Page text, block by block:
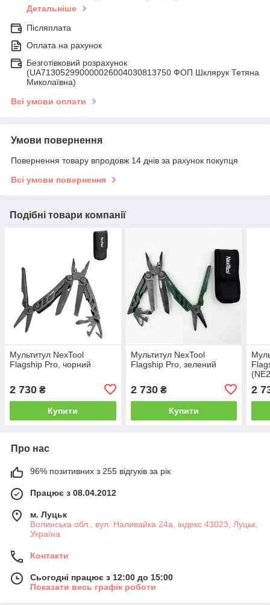
Детальніше
Післяплата
Оплата на рахунок
Безготівковий розрахунок
(UA713052990000026004030813750 ФОП Шклярук Тетяна
Миколаївна)
Всі умови оплати
Умови повернення
Повернення товару впродовж 14 днів за рахунок покупця
Всі умови повернення
Подібні товари компанії
Мультитул NexTool
Flagship Pro, чорний
2 730 ₴
Купити
Мультитул NexTool
Flagship Pro, зелений
2 730₴
Купити
2
Про нас
96% позитивних з 255 відгуків за рік
Працює з 08.04.2012
м. Луцьк
Волинська обл., вул. Наливайка 24а, індекс 43023, Луцьк,
Україна
Контакти
Сьогодні працює з 12:00 до 15:00
Показати весь графік роботи